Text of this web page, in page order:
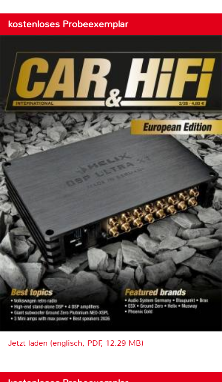
kostenloses Probeexemplar
Jetzt laden (englisch, PDF, 12.29 MB)